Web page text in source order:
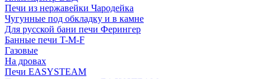
Печи из нержавейки Чародейка
Чугунные под обкладку и в камне
Для русской бани печи Ферингер
Банные печи T-M-F
Газовые
На дровах
Печи EASYSTEAM